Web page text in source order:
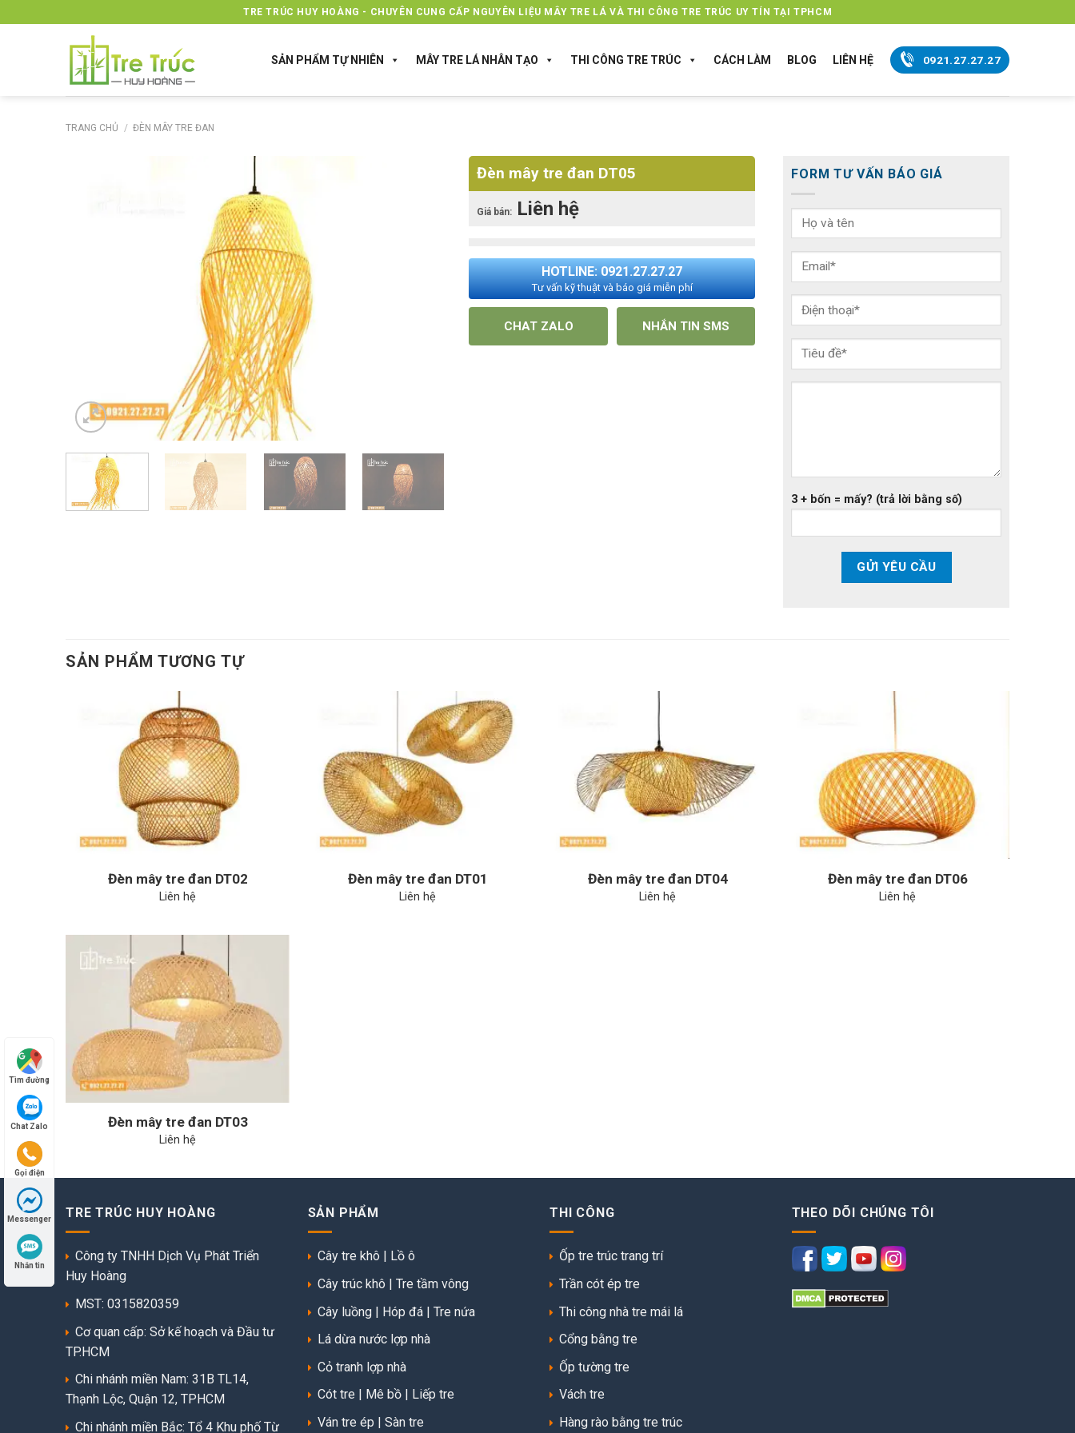
to
TRE TRÚC HUY HOÀNG - CHUYÊN CUNG CẤP NGUYÊN LIỆU MÂY TRE LÁ VÀ THI CÔNG TRE TRÚC UY TÍN TẠI TPHCM
SẢN PHẨM TỰ NHIÊN MÂY TRE LÁ NHÂN TẠO THI CÔNG TRE TRÚC CÁCH LÀM BLOG LIÊN HỆ 0921.27.27.27
TRANG CHỦ / ĐÈN MÂY TRE ĐAN
Đèn mây tre đan DT05
Giá bán: Liên hệ
HOTLINE: 0921.27.27.27
Tư vấn kỹ thuật và báo giá miễn phí
CHAT ZALO NHẮN TIN SMS
FORM TƯ VẤN BÁO GIÁ
3 + bốn = mấy? (trả lời bằng số)
SẢN PHẨM TƯƠNG TỰ
Đèn mây tre đan DT02
Liên hệ
Đèn mây tre đan DT01
Liên hệ
Đèn mây tre đan DT04
Liên hệ
Đèn mây tre đan DT06
Liên hệ
Đèn mây tre đan DT03
Liên hệ
TRE TRÚC HUY HOÀNG
Công ty TNHH Dịch Vụ Phát Triển
Huy Hoàng
MST: 0315820359
Cơ quan cấp: Sở kế hoạch và Đầu tư
TP.HCM
Chi nhánh miền Nam: 31B TL14,
Thạnh Lộc, Quận 12, TPHCM
Chi nhánh miền Bắc: Tổ 4 Khu phố Từ
SẢN PHẨM
Cây tre khô
Lồ ô
Cây trúc khô | Tre tầm vông
Cây luồng| Hóp đá| Tre nứa
Lá dừa nước lợp nhà
Cỏ tranh lợp nhà
Cót tre
Mê bồ|
Liếp tre
Ván tre ép | Sàn tre
THI CÔNG
Ốp tre trúc trang trí
Trần cót ép tre
Thi công nhà tre mái lá
Cổng bằng tre
Ốp tường tre
Vách tre
Hàng rào bằng tre trúc
THEO DÕI CHÚNG TÔI
Tìm đường
Chat Zalo
Gọi điện
Messenger
Nhắn tin